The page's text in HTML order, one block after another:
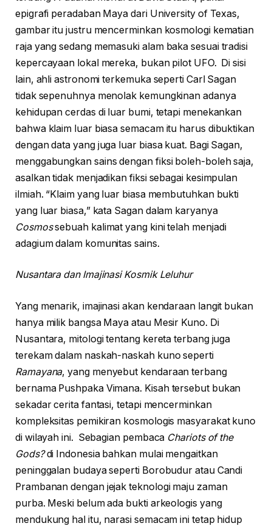
epigrafi peradaban Maya dari University of Texas,
gambar itu justru mencerminkan kosmologi kematian
raja yang sedang memasuki alam baka sesuai tradisi
kepercayaan lokal mereka, bukan pilot UFO. Di sisi
lain, ahli astronomi terkemuka seperti Carl Sagan
tidak sepenuhnya menolak kemungkinan adanya
kehidupan cerdas di luar bumi, tetapi menekankan
bahwa klaim luar biasa semacam itu harus dibuktikan
dengan data yang juga luar biasa kuat. Bagi Sagan,
menggabungkan sains dengan fiksi boleh-boleh saja,
asalkan tidak menjadikan fiksi sebagai kesimpulan
ilmiah. “Klaim yang luar biasa membutuhkan bukti
yang luar biasa,” kata Sagan dalam karyanya
Cosmossebuah kalimat yang kini telah menjadi
adagium dalam komunitas sains.
Nusantara dan Imajinasi Kosmik Leluhur
Yang menarik, imajinasi akan kendaraan langit bukan
hanya milik bangsa Maya atau Mesir Kuno. Di
Nusantara, mitologi tentang kereta terbang juga
terekam dalam naskah-naskah kuno seperti
Ramayana, yang menyebut kendaraan terbang
bernama Pushpaka Vimana. Kisah tersebut bukan
sekadar cerita fantasi, tetapi mencerminkan
kompleksitas pemikiran kosmologis masyarakat kuno
di wilayah ini. Sebagian pembaca Chariots of the
Gods?di Indonesia bahkan mulai mengaitkan
peninggalan budaya seperti Borobudur atau Candi
Prambanan dengan jejak teknologi maju zaman
purba. Meski belum ada bukti arkeologis yang
mendukung hal itu, narasi semacam ini tetap hidup